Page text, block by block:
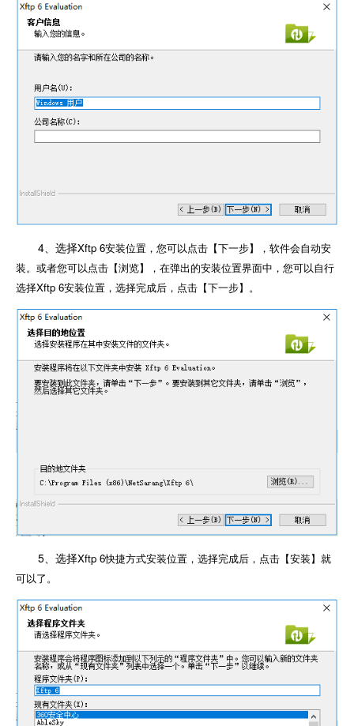
4、选择Xftp 6安装位置，您可以点击【下一步】，软件会自动安
装。或者您可以点击【浏览】，在弹出的安装位置界面中，您可以自行
选择Xftp 6安装位置，选择完成后，点击【下一步】。
5、选择Xftp 6快捷方式安装位置，选择完成后，点击【安装】就
可以了。